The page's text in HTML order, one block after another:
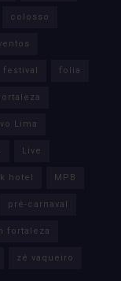
colosso
festival folia
Lima
Live
hotel MPB
pré-carnaval
fortaleza
zé vaqueiro